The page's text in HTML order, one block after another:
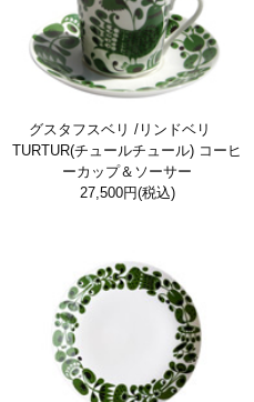
グスタフスベリ /リンドベリ
TURTUR(チュールチュール) コーヒ
ーカップ＆ソーサー
27,500円(税込)